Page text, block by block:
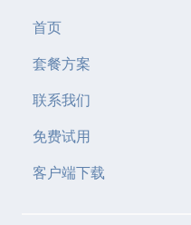
首页
套餐方案
联系我们
免费试用
客户端下载